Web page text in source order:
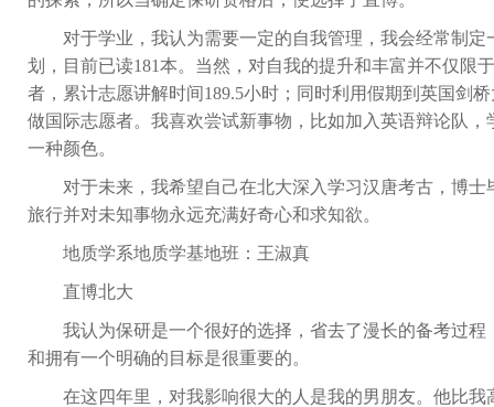
对于学业，我认为需要一定的自我管理，我会经常制
划，目前已读181本。当然，对自我的提升和丰富并不仅限
者，累计志愿讲解时间189.5小时；同时利用假期到英国剑
做国际志愿者。我喜欢尝试新事物，比如加入英语辩论队
一种颜色。
对于未来，我希望自己在北大深入学习汉唐考古，博
旅行并对未知事物永远充满好奇心和求知欲。
地质学系地质学基地班：王淑真
直博北大
我认为保研是一个很好的选择，省去了漫长的备考过
和拥有一个明确的目标是很重要的。
在这四年里，对我影响很大的人是我的男朋友。他比